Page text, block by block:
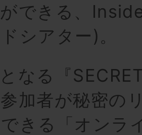
できる、
シアター)。
なる『
加者が秘密の
きる「オンラ